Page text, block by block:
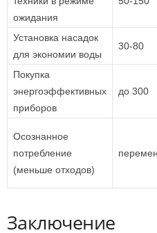
ожидания
Установка насадок
для экономии воды
30-80
Покупка
энергоэффективных
приборов
до 300
Осознанное
потребление
(меньше отходов)
Заключение